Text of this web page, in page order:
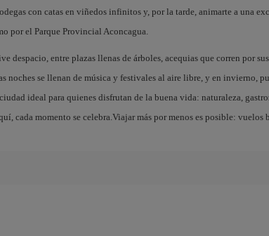
con catas en viñedos infinitos y, por la tarde, animarte a una
por el Parque Provincial Aconcagua.
despacio, entre plazas llenas de árboles, acequias que corren por
noches se llenan de música y festivales al aire libre, y en invierno,
ideal para quienes disfrutan de la buena vida: naturaleza,
cada momento se celebra.Viajar más por menos es posible: vuelos